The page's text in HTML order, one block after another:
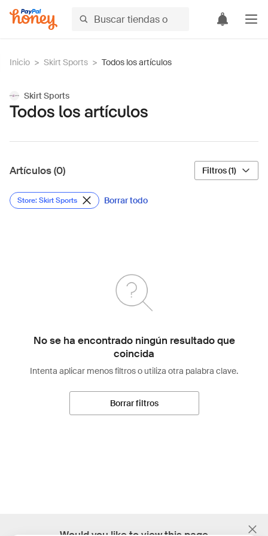
Inicio > Skirt Sports > Todos los artículos
Skirt Sports
Todos los artículos
Artículos (0) Filtros (1)
Store: Skirt Sports Borrar todo
No se ha encontrado ningún resultado que
coincida
Intenta aplicar menos filtros o utiliza otra palabra clave.
Borrar filtros